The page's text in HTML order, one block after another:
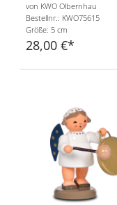
von KWO Olbernhau
Bestellnr.: KWO75615
Größe: 5 cm
28,00 €